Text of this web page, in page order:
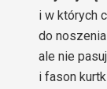
i w których
do
ale nie
i fason